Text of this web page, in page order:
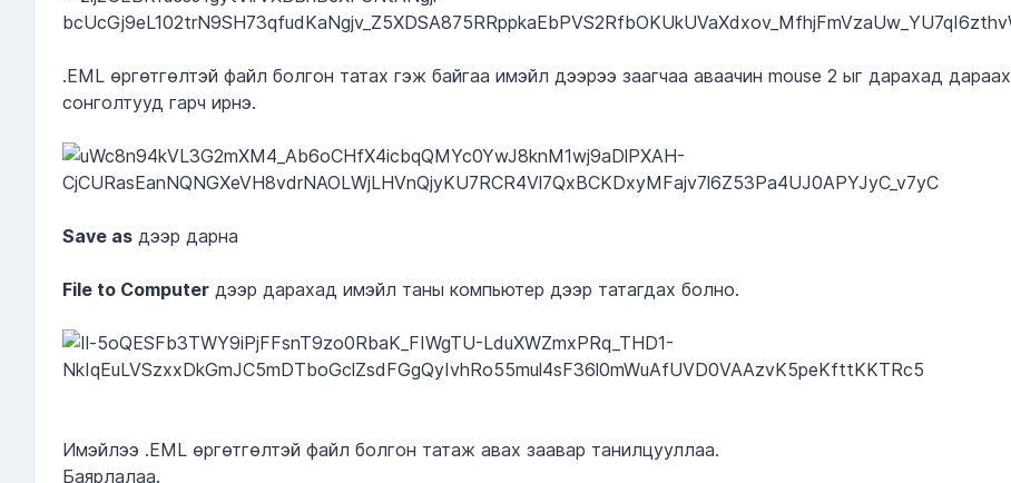
.EML өргөтгөлтэй файл болгон татах гэж байгаа имэйл дээрээ заагчаа аваачин mouse 2 ыг дарахад дараах
сонголтууд гарч ирнэ.
Save as дээр дарна
File to Computer дээр дарахад имэйл таны компьютер дээр татагдах болно.
Имэйлээ .EML өргөтгөлтэй файл болгон татаж авах заавар танилцууллаа.
Баярлалаа.